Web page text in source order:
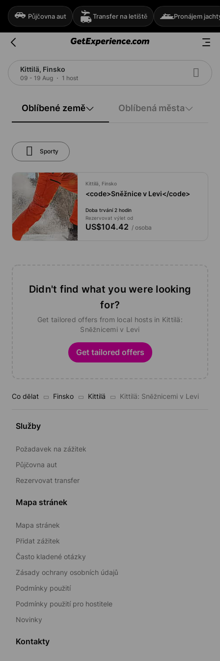
Půjčovna aut Transfer na letiště Pronájem
Kittilä, Finsko
09 - 19 Aug 1 host
Oblíbené země Oblíbená města
Sporty
Kittilä, Finsko
<code>Sněžnice v Levi</code>
Doba trvání 2 hodin
Rezervovat výlet od
US$104.42 / osoba
Didn't find what you were looking
for?
Get tailored offers from local hosts in Kittilä:
Sněžnicemi v Levi
Get tailored offers
Co dělat Finsko Kittilä Kittilä: Sněžnicemi v Levi
Služby
Požadavek na zážitek
Půjčovna aut
Rezervovat transfer
Mapa stránek
Mapa stránek
Přidat zážitek
Často kladené otázky
Zásady ochrany osobních údajů
Podmínky použití
Podmínky použití pro hostitele
Novinky
Kontakty